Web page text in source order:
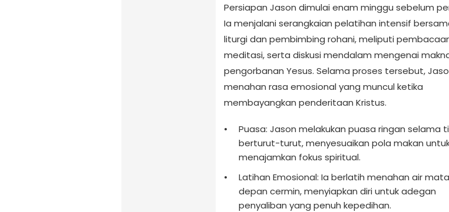
Persiapan Jason dimulai enam minggu sebelum
Ia menjalani serangkaian pelatihan intensif
liturgi dan pembimbing rohani, meliputi
meditasi, serta diskusi mendalam mengenai
pengorbanan Yesus. Selama proses tersebut,
menahan rasa emosional yang muncul ketika
membayangkan penderitaan Kristus.
Puasa: Jason melakukan puasa ringan selama
berturut-turut, menyesuaikan pola makan
menajamkan fokus spiritual.
Latihan Emosional: Ia berlatih menahan air
depan cermin, menyiapkan diri untuk adegan
penyaliban yang penuh kepedihan.